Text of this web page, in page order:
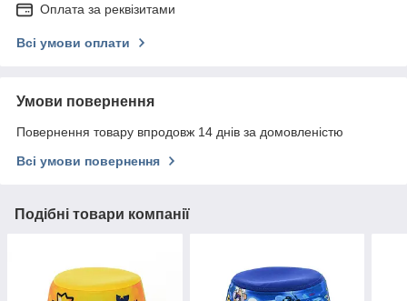
Оплата за реквізитами
Всі умови оплати
Умови повернення
Повернення товару впродовж 14 днів за домовленістю
Всі умови повернення
Подібні товари компанії